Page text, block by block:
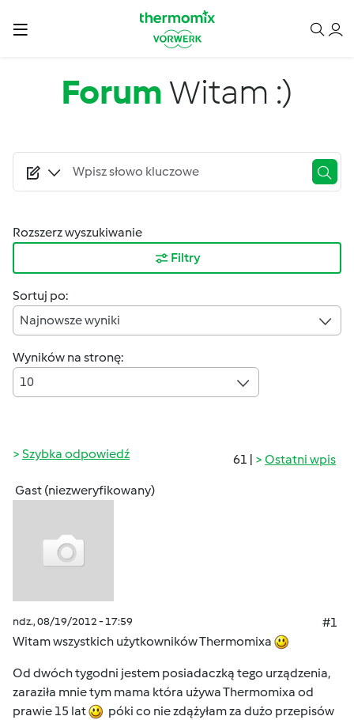
Forum Witam :)
Rozszerz wyszukiwanie
Filtry
Sortuj po:
Najnowsze wyniki
Wyników na stronę:
10
61 | Ostatni wpis
Szybka odpowiedź
Gast (niezweryfikowany)
ndz., 08/19/2012 - 17:59
#1
Witam wszystkich użytkowników Thermomixa
Od dwóch tygodni jestem posiadaczką tego urządzenia,
zaraziła mnie tym mama która używa Thermomixa od
prawie 15 lat
póki co nie zdążyłam za dużo przepisów